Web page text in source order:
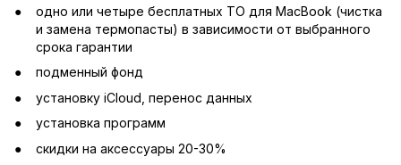
одно или четыре бесплатных ТО для MacBook (чистка
и замена термопасты) в зависимости от выбранного
срока гарантии
подменный фонд
установку iCloud, перенос данных
установка программ
скидки на аксессуары 20-30%